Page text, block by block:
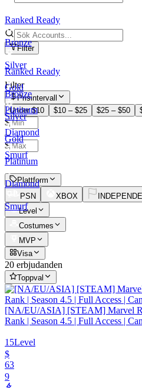
Ranked Ready
Bronze
Silver
Gold
Platinum
Diamond
Smurf
Filter
Ranked Ready
Bronze
Silver
Gold
Platinum
Diamond
Smurf
Filter
Prisintervall
Under $10
$10 – $25 $25 – $50
$
–
$
Plattform
PSN
XBOX
Level
Costumes
MVP
Visa
20 erbjudanden
Toppval
[NA/EU/ASIA] [STEAM] Marvel
Rank | Season 4.5 | Full Access |
15Level
$
63
9